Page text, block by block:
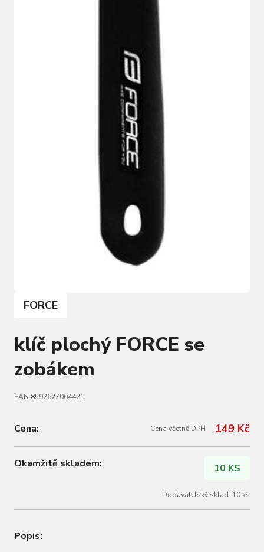
FORCE
klíč plochý FORCE se
zobákem
EAN 8592627004421
Cena: Cena včetně DPH 149 Kč
Okamžitě skladem: 10 KS
Dodavatelský sklad: 10 ks
Popis: